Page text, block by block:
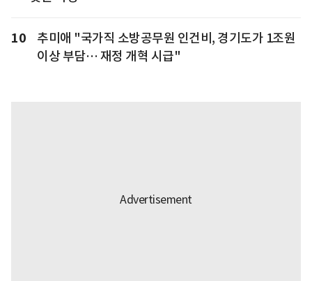
10
추미애 "국가직 소방공무원 인건비, 경기도가 1조원
이상 부담… 재정 개혁 시급"